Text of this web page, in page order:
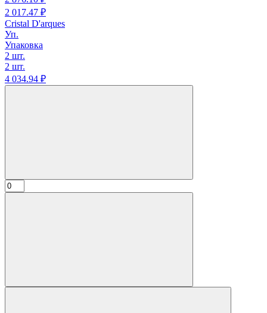
2 017.47 ₽
Cristal D'arques
Уп.
Упаковка
2 шт.
2 шт.
4 034.94 ₽